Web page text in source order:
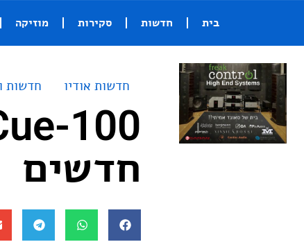
בית חדשות סקירות מוזיקה
חדשות אודיו חדשות
חדשים